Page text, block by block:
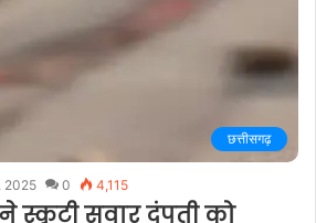
छत्तीसगढ़
2025 0 4,115
स्कूटी सवार दंपती को